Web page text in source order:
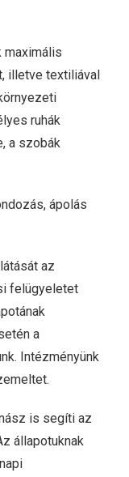
illetve textiliával
ruhák
a szobák
ápolás
az
felügyeletet
a
Intézményünk
is segíti az
állapotuknak